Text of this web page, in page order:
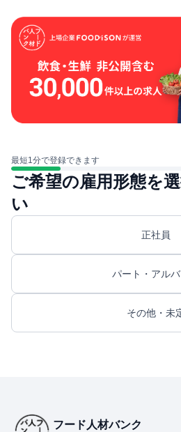
最短1分で登録できます
ご希望の雇用形態を
い
正社員
パート・アルバ
その他・未
フード人材バンク